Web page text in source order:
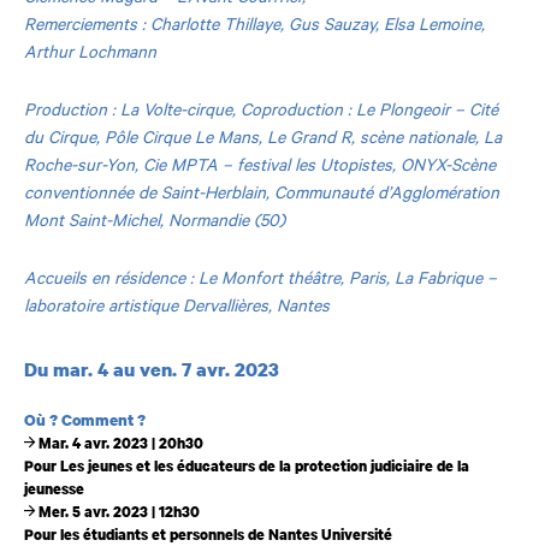
Remerciements : Charlotte Thillaye, Gus Sauzay, Elsa Lemoine,
Arthur Lochmann
Production : La Volte-cirque, Coproduction : Le Plongeoir – Cité
du Cirque, Pôle Cirque Le Mans, Le Grand R, scène nationale, La
Roche-sur-Yon, Cie MPTA – festival les Utopistes, ONYX-Scène
conventionnée de Saint-Herblain, Communauté d’Agglomération
Mont Saint-Michel, Normandie (50)
Accueils en résidence : Le Monfort théâtre, Paris, La Fabrique –
laboratoire artistique Dervallières, Nantes
Dates et horaires
Du mar. 4 au ven. 7 avr. 2023
Où ? Comment ?
Mar. 4 avr. 2023 | 20h30
Pour Les jeunes et les éducateurs de la protection judiciaire de la
jeunesse
Mer. 5 avr. 2023 | 12h30
Pour les étudiants et personnels de Nantes Université